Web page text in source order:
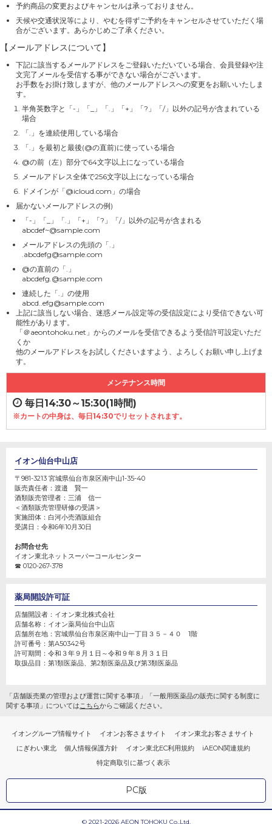
予約商品の変更およびキャンセルは承っておりません。
天候や交通状況等により、やむを得ずご予約をキャンセルさせていただく場
合がございます。あらかじめご了承ください。
【メールアドレスについて】
下記に該当するメールアドレスをご登録いただいている場合、会員登録や注
文完了メールを受信する事ができない場合がございます。
お手数をお掛け致しますが、他のメールアドレスへの変更をお願いいたしま
す。
半角英数字と「-」「_」「.」「+」「?」「/」以外の記号が含まれている
場合
「.」を連続使用している場合
「.」を最初と最後(@の直前)に使っている場合
@の前（左）部分で64文字以上になっている場合
メールアドレス全体で256文字以上になっている場合
ドメインが「@icloud.com」の場合
届かないメールアドレスの例)
「-」「_」「.」「+」「?」「/」以外の記号が含まれる
abcdef~@sample.com
メールアドレスの先頭の「.」
.abcdefg@sample.com
@の直前の「.」
abcdefg.@sample.com
連続した「.」の使用
abcd..efg@sample.com
上記に該当しない場合、迷惑メール設定等の受信設定により受信できない可
能性があります。
「＠aeontohoku.net」からのメールを受信できるよう受信許可設定いただ
くか
他のメールアドレスをお試しくださいますよう、よろしくお願い申し上げま
す。
メンテナンス時間
毎日14:30～15:30(1時間)
※カートの中身は、毎日14:30でリセットされます。
イオン仙台中山店
〒981-3213 宮城県仙台市泉区南中山1-35-40
販売責任者： 渡邉 賢一
酒類販売管理者： 三浦 信一
＜酒類販売管理研修の受講＞
実施団体： 白河小売酒販組合
受講日： 令和6年10月30日
お問合せ先
イオン東北ネットスーパーコールセンター
☎ 0120-267-378
薬局開設許可証
店舗開設者： イオン東北株式会社
店舗名称： イオン薬局仙台中山店
店舗所在地： 宮城県仙台市泉区南中山一丁目３５－４０ 1階
許可番号： 第A50342号
許可期間： 令和３年９月１日～令和９年８月３１日
取扱品目：第1類医薬品、第2類医薬品及び第3類医薬品
「店舗販売業の管理および運営に関する事項」「一般用医薬品の販売に関する制度に
関する事項」についてはこちらからご確認ください。
イオングループ情報サイト イオンお客さまサイト
イオン東北お客さまサイト
にぎわい東北
個人情報保護方針 イオン東北EC利用規約
iAEON関連規約
特定商取引に基づく表示
PC版
© 2021-2026 AEON TOHOKU Co.,Ltd.